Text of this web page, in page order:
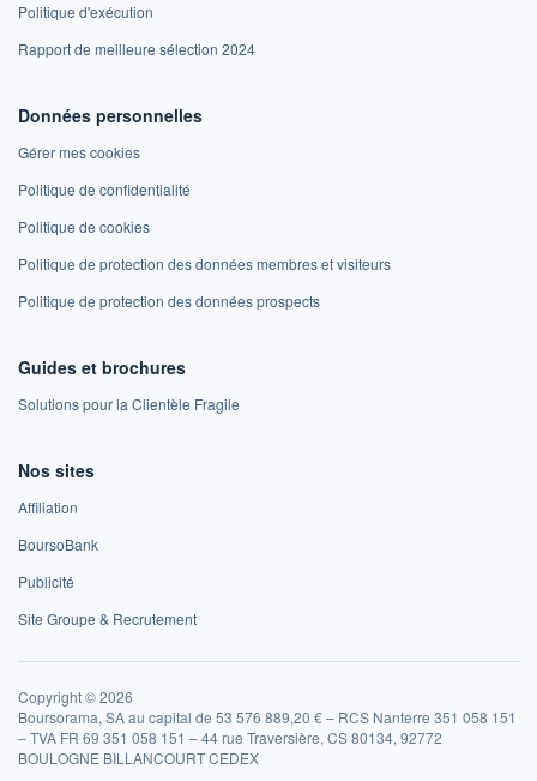
Politique d'exécution
Rapport de meilleure sélection 2024
Données personnelles
Gérer mes cookies
Politique de confidentialité
Politique de cookies
Politique de protection des données membres et visiteurs
Politique de protection des données prospects
Guides et brochures
Solutions pour la Clientèle Fragile
Nos sites
Affiliation
BoursoBank
Publicité
Site Groupe & Recrutement
Copyright © 2026
Boursorama, SA au capital de 53 576 889,20 € – RCS Nanterre 351 058 151
– TVA FR 69 351 058 151 – 44 rue Traversière, CS 80134, 92772
BOULOGNE BILLANCOURT CEDEX